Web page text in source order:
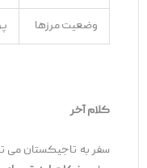
وضعیت مرزها
کلام آخر
سفر به تاجیکستان می